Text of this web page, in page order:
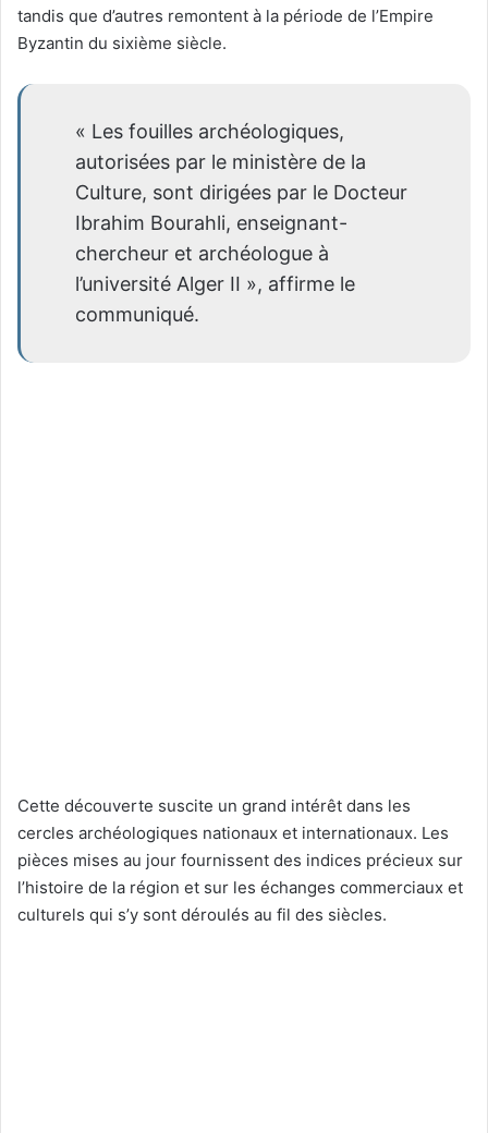
tandis que d’autres remontent à la période de l’Empire
Byzantin du sixième siècle.
« Les fouilles archéologiques,
autorisées par le ministère de la
Culture, sont dirigées par le Docteur
Ibrahim Bourahli, enseignant-
chercheur et archéologue à
l’université Alger II », affirme le
communiqué.
Cette découverte suscite un grand intérêt dans les
cercles archéologiques nationaux et internationaux. Les
pièces mises au jour fournissent des indices précieux sur
l’histoire de la région et sur les échanges commerciaux et
culturels qui s’y sont déroulés au fil des siècles.